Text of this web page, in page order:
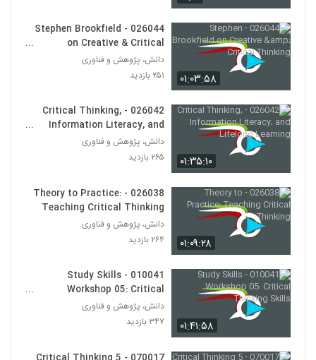
112
028122 - نظریه شبکه (Network Theory)
028123 - نظریه شبکه (Network Theory)
۶۱۴ بازدید
114
028124 - نظریه شبکه (Network Theory)
115
028125 - نظریه شبکه (Network Theory)
۵۱۶ بازدید
028126 - نظریه شبکه (Network Theory)
۵۴۲ بازدید
028127 - نظریه شبکه (Network Theory)
028128 - نظریه شبکه (Network Theory)
۵۵۸ بازدید
۰۱:۰۳:۵۸
026044 - Stephen Brookfield
on Creative & Critical
Thinking
دانش، پژوهش و فناوری
۲۵۱ بازدید
۰۱:۳۵:۱۰
026042 - Critical Thinking,
Information Literacy, and
Lifelong Learning
دانش، پژوهش و فناوری
۲۶۵ بازدید
۰۱:۰۹:۲۸
026038 - Theory to Practice:
Teaching Critical Thinking
دانش، پژوهش و فناوری
۲۶۴ بازدید
۰۱:۴۱:۵۸
010041 - Study Skills
Workshop 05: Critical
Thinking Skills
دانش، پژوهش و فناوری
۳۴۷ بازدید